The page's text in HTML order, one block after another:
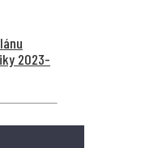
2023-